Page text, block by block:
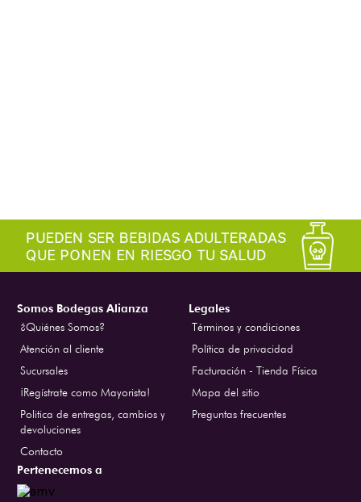
Somos Bodegas Alianza
¿Quiénes Somos?
Atención al cliente
Sucursales
¡Regístrate como Mayorista!
Politica de entregas, cambios y
devoluciones
Contacto
Legales
Términos y condiciones
Política de privacidad
Facturación - Tienda Física
Mapa del sitio
Preguntas frecuentes
Pertenecemos a